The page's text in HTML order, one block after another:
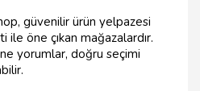
güvenilir ürün yelpazesi
öne çıkan mağazalardır.
yorumlar, doğru seçimi